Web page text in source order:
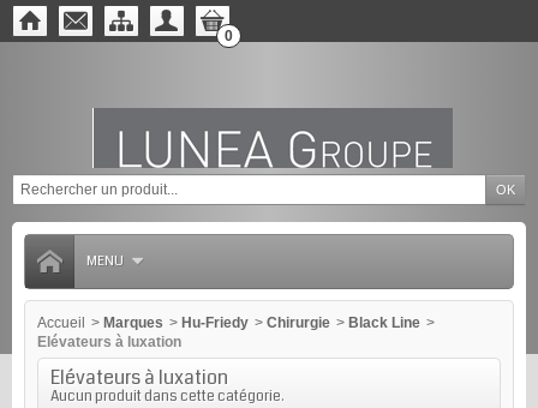
0
MENU
Accueil > Marques > Hu-Friedy > Chirurgie > Black Line >
Elévateurs à luxation
Elévateurs à luxation
Aucun produit dans cette catégorie.